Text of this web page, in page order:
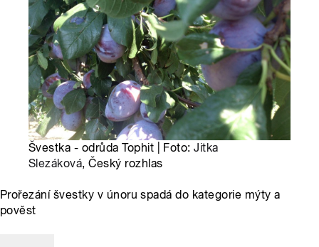
Švestka - odrůda Tophit | Foto:Jitka
Slezáková, Český rozhlas
Prořezání švestky v únoru spadá do kategorie mýty a
pověst